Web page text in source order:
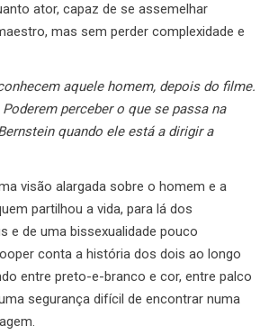
ator, capaz de se assemelhar
mas sem perder complexidade e
aquele homem, depois do filme.
perceber o que se passa na
quando ele está a dirigir a
visão alargada sobre o homem e a
partilhou a vida, para lá dos
e de uma bissexualidade pouco
conta a história dos dois ao longo
entre preto-e-branco e cor, entre palco
segurança difícil de encontrar numa